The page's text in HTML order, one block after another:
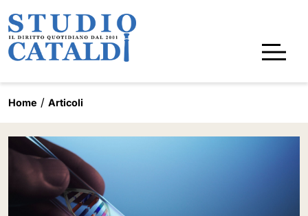
Home Articoli